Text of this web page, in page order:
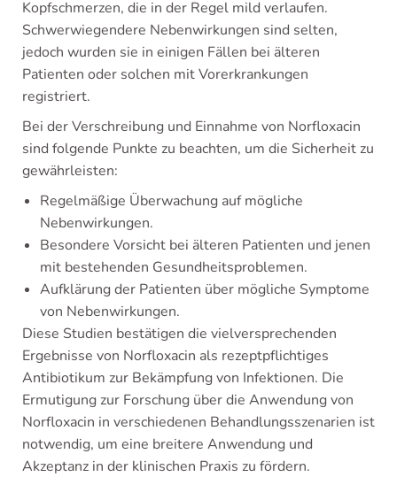
Kopfschmerzen, die in der Regel mild verlaufen.
Schwerwiegendere Nebenwirkungen sind selten,
jedoch wurden sie in einigen Fällen bei älteren
Patienten oder solchen mit Vorerkrankungen
registriert.
Bei der Verschreibung und Einnahme von Norfloxacin
sind folgende Punkte zu beachten, um die Sicherheit zu
gewährleisten:
Regelmäßige Überwachung auf mögliche
Nebenwirkungen.
Besondere Vorsicht bei älteren Patienten und jenen
mit bestehenden Gesundheitsproblemen.
Aufklärung der Patienten über mögliche Symptome
von Nebenwirkungen.
Diese Studien bestätigen die vielversprechenden
Ergebnisse von Norfloxacin als rezeptpflichtiges
Antibiotikum zur Bekämpfung von Infektionen. Die
Ermutigung zur Forschung über die Anwendung von
Norfloxacin in verschiedenen Behandlungsszenarien ist
notwendig, um eine breitere Anwendung und
Akzeptanz in der klinischen Praxis zu fördern.